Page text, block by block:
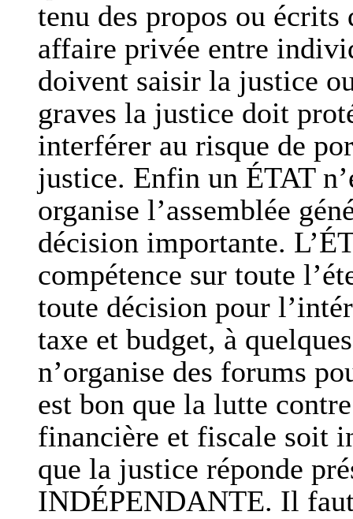
tenu des propos ou écrits
affaire privée entre
doivent saisir la justice
graves la justice doit
interférer au risque de
justice. Enfin un ÉTAT
organise l’assemblée
décision importante.
compétence sur toute
toute décision pour
taxe et budget, à
n’organise des forums
est bon que la lutte
financière et fiscale soit
que la justice réponde
INDÉPENDANTE. Il